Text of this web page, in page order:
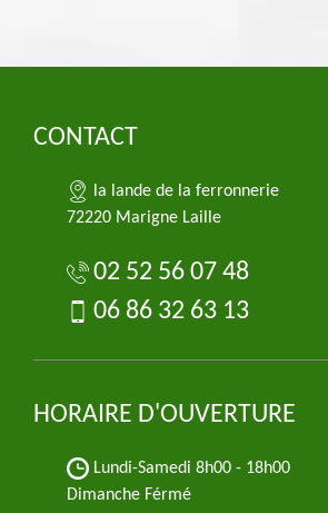
CONTACT
la lande de la ferronnerie
72220 Marigne Laille
02 52 56 07 48
06 86 32 63 13
HORAIRE D'OUVERTURE
Lundi-Samedi 8h00 - 18h00
Dimanche Férmé